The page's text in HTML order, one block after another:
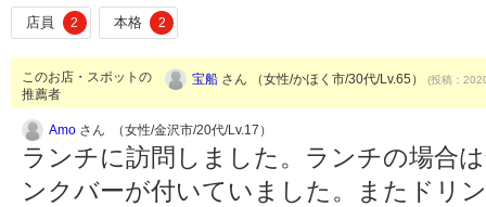
店員 2 本格 2
このお店・スポットの
推薦者
宝船 さん （女性/かほく市/30代/Lv.65） (投稿：
Amo さん （女性/金沢市/20代/Lv.17）
ランチに訪問しました。ランチの場合
ンクバーが付いていました。またドリ